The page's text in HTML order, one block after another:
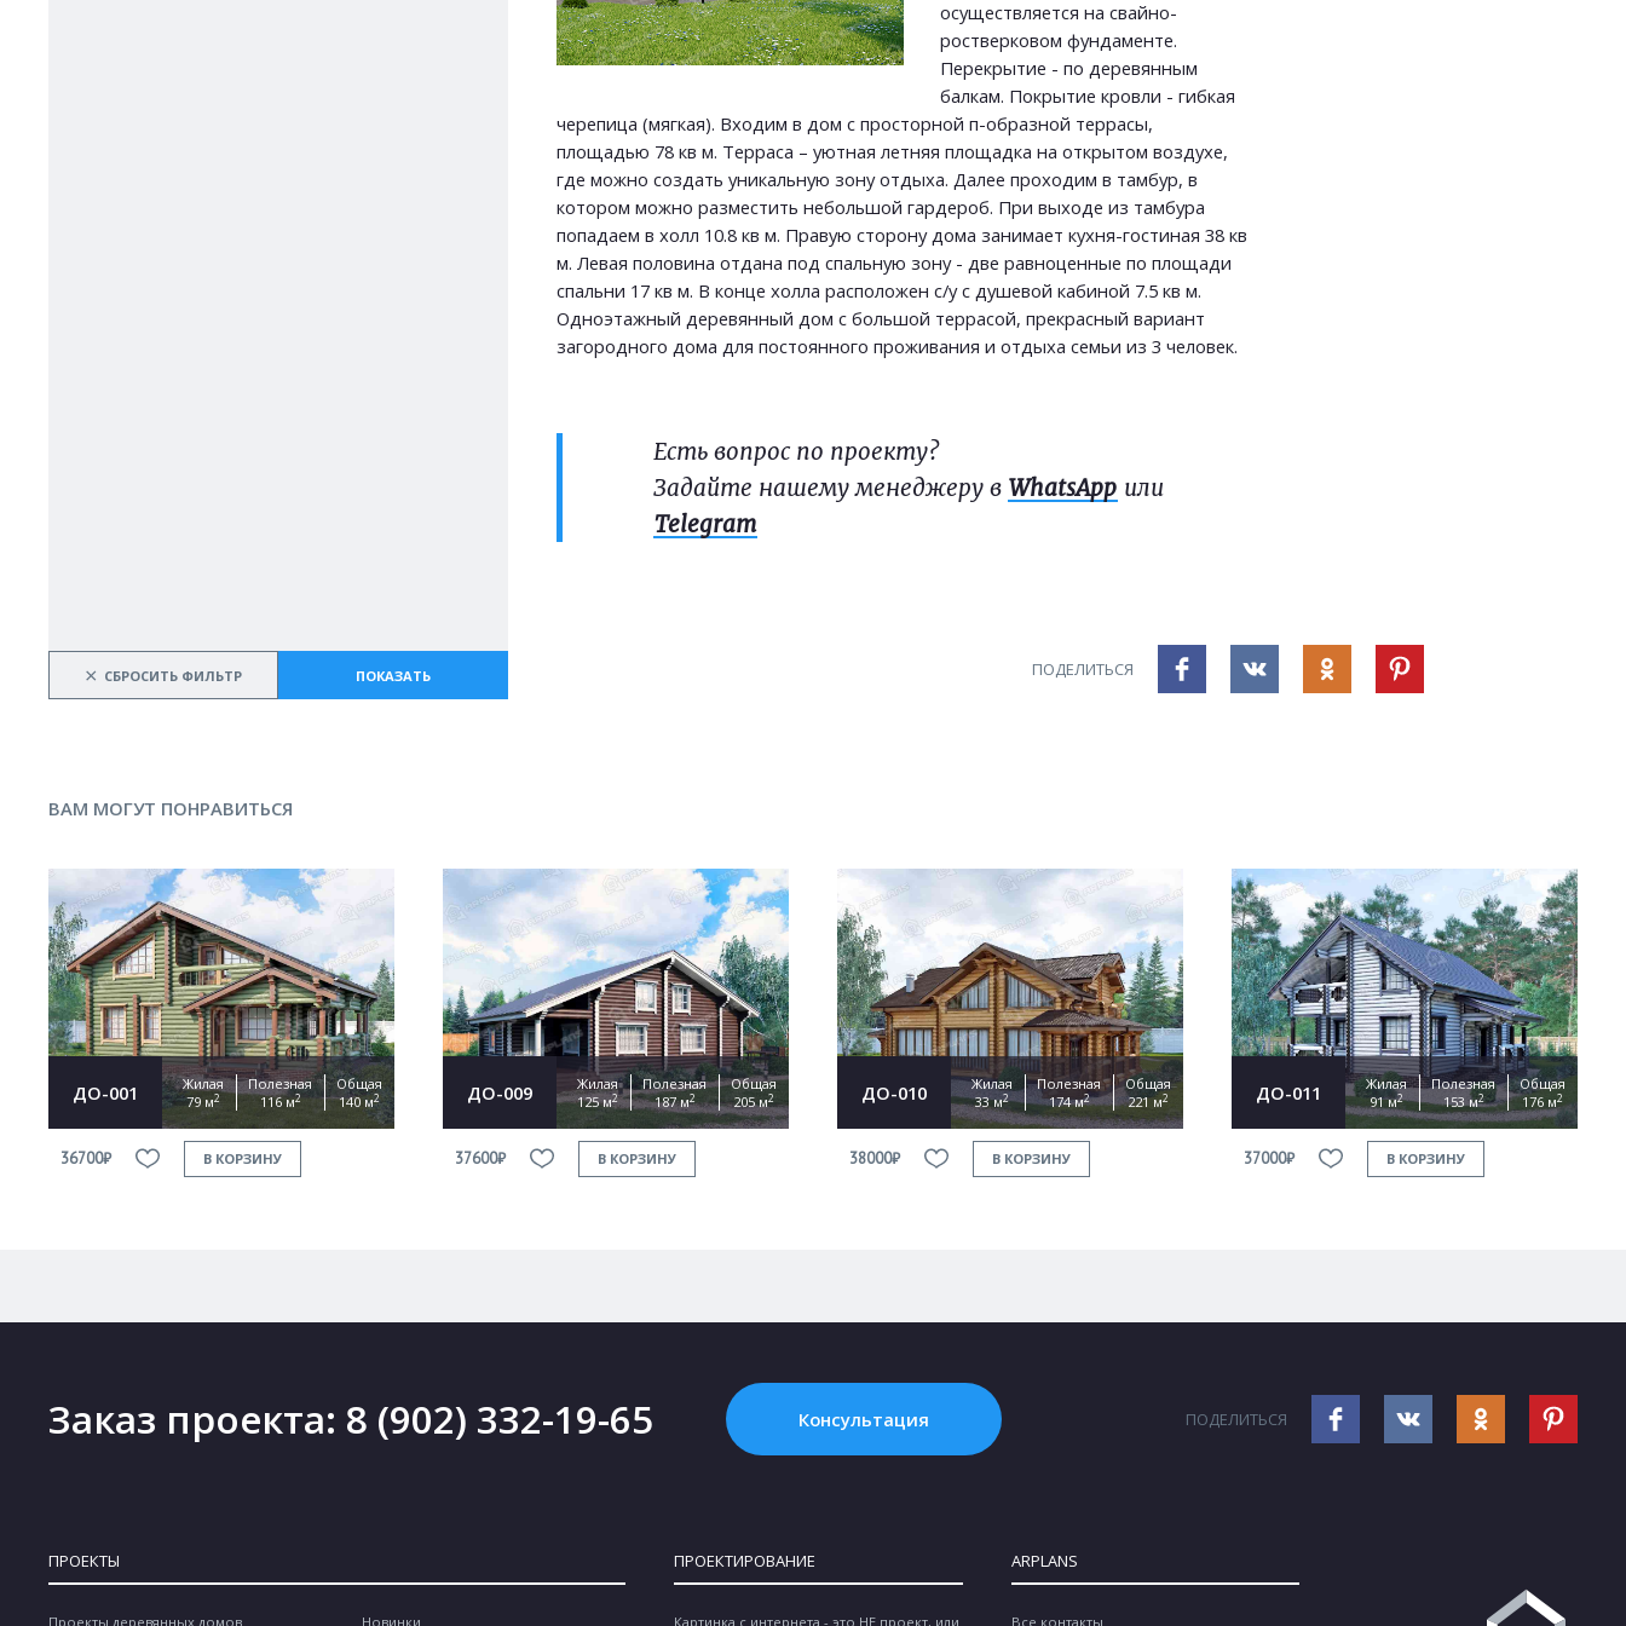
× СБРОСИТЬ ФИЛЬТР ПОКАЗАТЬ
осуществляется на свайно-
ростверковом фундаменте.
Перекрытие - по деревянным
балкам. Покрытие кровли - гибкая
черепица (мягкая). Входим в дом с просторной п-образной террасы,
площадью 78 кв м. Терраса – уютная летняя площадка на открытом воздухе,
где можно создать уникальную зону отдыха. Далее проходим в тамбур, в
котором можно разместить небольшой гардероб. При выходе из тамбура
попадаем в холл 10.8 кв м. Правую сторону дома занимает кухня-гостиная 38 кв
м. Левая половина отдана под спальную зону - две равноценные по площади
спальни 17 кв м. В конце холла расположен с/у с душевой кабиной 7.5 кв м.
Одноэтажный деревянный дом с большой террасой, прекрасный вариант
загородного дома для постоянного проживания и отдыха семьи из 3 человек.
Есть вопрос по проекту?
Задайте нашему менеджеру в WhatsApp или
Telegram
ПОДЕЛИТЬСЯ
ВАМ МОГУТ ПОНРАВИТЬСЯ
ДО-001
Жилая
79 м2
Полезная
116 м2
Общая
140 м2
36700₽ В КОРЗИНУ
ДО-009
Жилая
125 м2
Полезная
187 м2
Общая
205 м2
37600₽ В КОРЗИНУ
ДО-010
Жилая
33 м2
Полезная
174 м2
Общая
221 м2
38000₽ В КОРЗИНУ
ДО-011
Жилая
91 м2
Полезная
153 м2
Общая
176 м2
37000₽ В КОРЗИНУ
Заказ проекта: 8 (902) 332-19-65 Консультация ПОДЕЛИТЬСЯ
ПРОЕКТЫ
Проекты деревянных домов Новинки
ПРОЕКТИРОВАНИЕ
Картинка с интернета - это НЕ проект, или
ARPLANS
Все контакты
ОТПРАВИТЬ